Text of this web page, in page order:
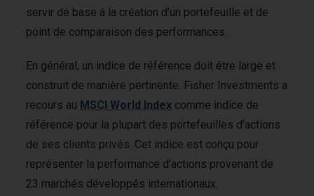
servir de base à la création d’un portefeuille et de
point de comparaison des performances.
En général, un indice de référence doit être large et
construit de manière pertinente. Fisher Investments a
recours au MSCI World Index comme indice de
référence pour la plupart des portefeuilles d’actions
de ses clients privés. Cet indice est conçu pour
représenter la performance d’actions provenant de
23 marchés développés internationaux.